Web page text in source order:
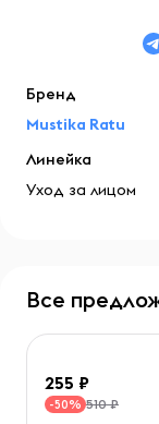
Бренд
Mustika Ratu
Линейка
Уход за лицом
Все
255
-50% 510 ₽